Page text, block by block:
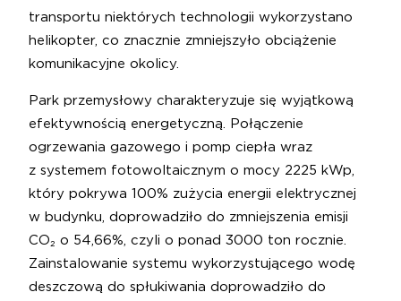
transportu niektórych technologii wykorzystano
helikopter, co znacznie zmniejszyło obciążenie
komunikacyjne okolicy.
Park przemysłowy charakteryzuje się wyjątkową
efektywnością energetyczną. Połączenie
ogrzewania gazowego i pomp ciepła wraz
z systemem fotowoltaicznym o mocy 2225 kWp,
który pokrywa 100% zużycia energii elektrycznej
w budynku, doprowadziło do zmniejszenia emisji
CO₂ o 54,66%, czyli o ponad 3000 ton rocznie.
Zainstalowanie systemu wykorzystującego wodę
deszczową do spłukiwania doprowadziło do